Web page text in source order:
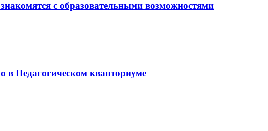
с образовательными возможностями
в Педагогическом кванториуме